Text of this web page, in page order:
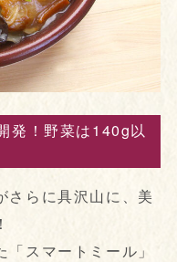
発！野菜は140g以
さらに具沢山に、美
スマートミール」